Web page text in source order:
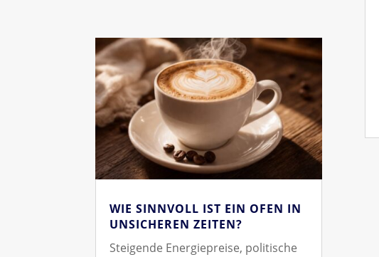
WIE SINNVOLL IST EIN OFEN IN
UNSICHEREN ZEITEN?
Steigende Energiepreise, politische